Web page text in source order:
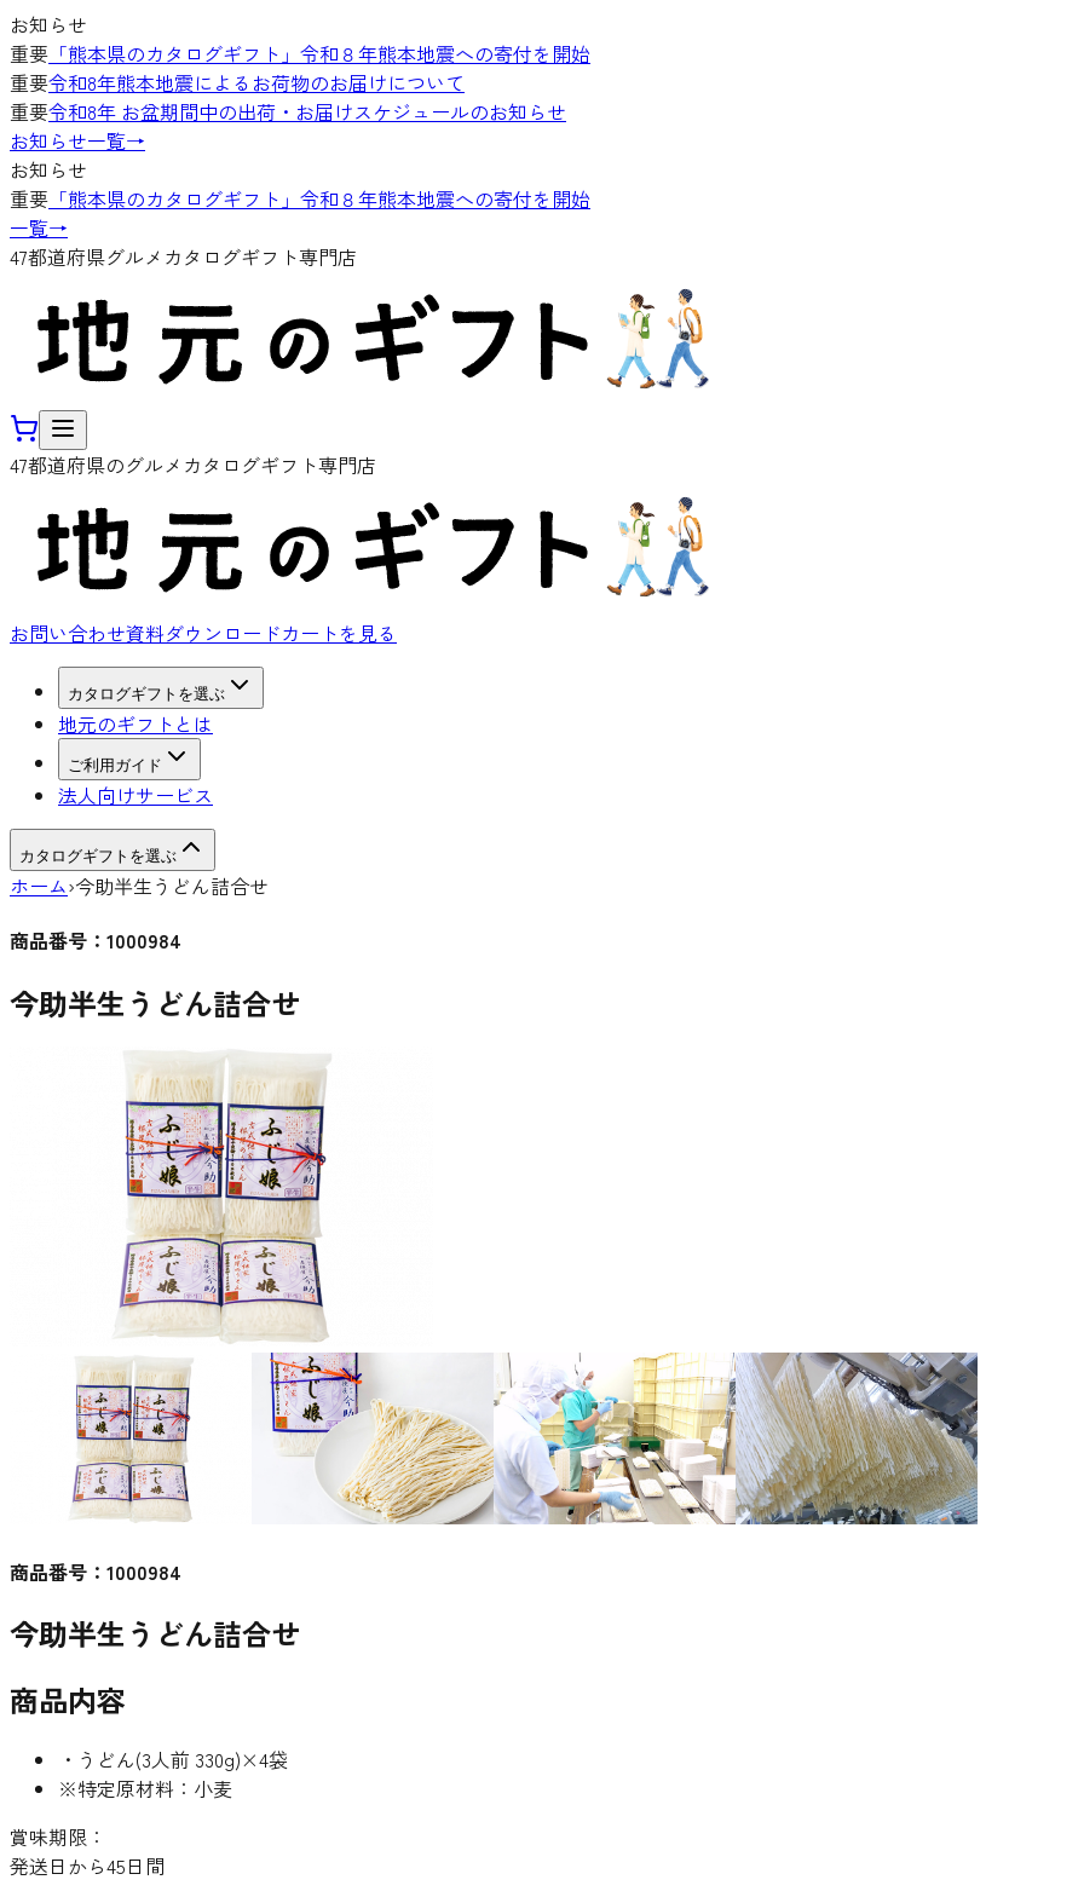
お知らせ
重要 「熊本県のカタログギフト」令和８年熊本地震への寄付を開始
重要令和8年熊本地震によるお荷物のお届けについて
重要令和8年 お盆期間中の出荷・お届けスケジュールのお知らせ
お知らせ一覧→
お知らせ
重要 「熊本県のカタログギフト」令和８年熊本地震への寄付を開始
一覧→
47都道府県グルメカタログギフト専門店
47都道府県のグルメカタログギフト専門店
お問い合わせ資料ダウンロードカートを見る
カタログギフトを選ぶ
地元のギフトとは
ご利用ガイド
法人向けサービス
カタログギフトを選ぶ
ホーム›今助半生うどん詰合せ
商品番号： 1000984
今助半生うどん詰合せ
商品番号： 1000984
今助半生うどん詰合せ
商品内容
・うどん(3人前 330g)×4袋
※特定原材料：小麦
賞味期限：
発送日から45日間